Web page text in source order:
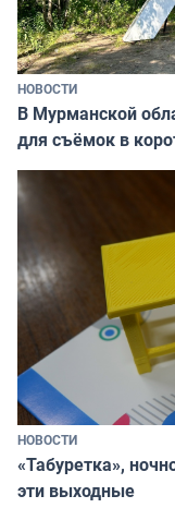
НОВОСТИ
В Мурманской
для съёмок в
НОВОСТИ
«Табуретка»,
эти выходные